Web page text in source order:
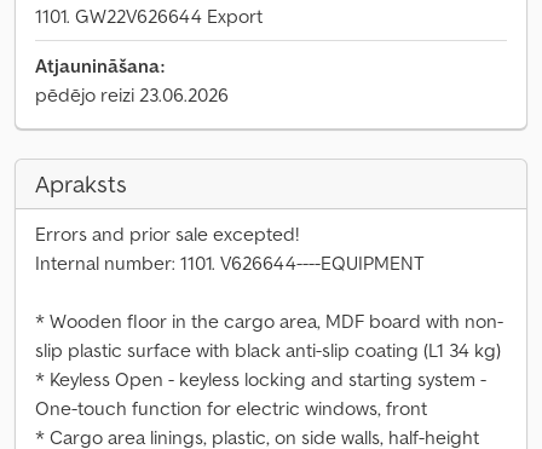
1101. GW22V626644 Export
Atjaunināšana:
pēdējo reizi 23.06.2026
Apraksts
Errors and prior sale excepted!
Internal number: 1101. V626644----EQUIPMENT
* Wooden floor in the cargo area, MDF board with non-
slip plastic surface with black anti-slip coating (L1 34 kg)
* Keyless Open - keyless locking and starting system -
One-touch function for electric windows, front
* Cargo area linings, plastic, on side walls, half-height